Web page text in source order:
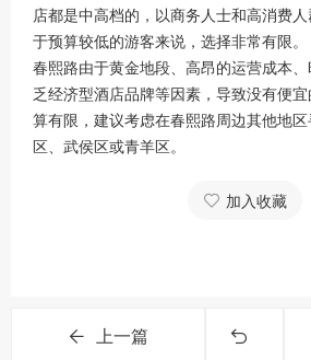
店都是中高档的，以商务人士和高消费
于预算较低的游客来说，选择非常有限。
春熙路由于黄金地段、高昂的运营成本
乏经济型酒店品牌等因素，导致没有便
算有限，建议考虑在春熙路周边其他地
区、武侯区或青羊区。
加入收藏
上一篇